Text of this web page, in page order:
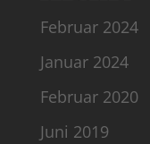
Februar 2024
Januar 2024
Februar 2020
Juni 2019